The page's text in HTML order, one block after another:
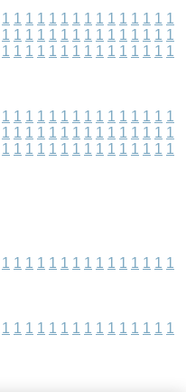
1 1 1 1 1 1 1 1 1 1 1 1 1 1 1
1 1 1 1 1 1 1 1 1 1 1 1 1 1 1
1 1 1 1 1 1 1 1 1 1 1 1 1 1 1
1 1 1 1 1 1 1 1 1 1 1 1 1 1 1
1 1 1 1 1 1 1 1 1 1 1 1 1 1 1
1 1 1 1 1 1 1 1 1 1 1 1 1 1 1
1 1 1 1 1 1 1 1 1 1 1 1 1 1 1
1 1 1 1 1 1 1 1 1 1 1 1 1 1 1